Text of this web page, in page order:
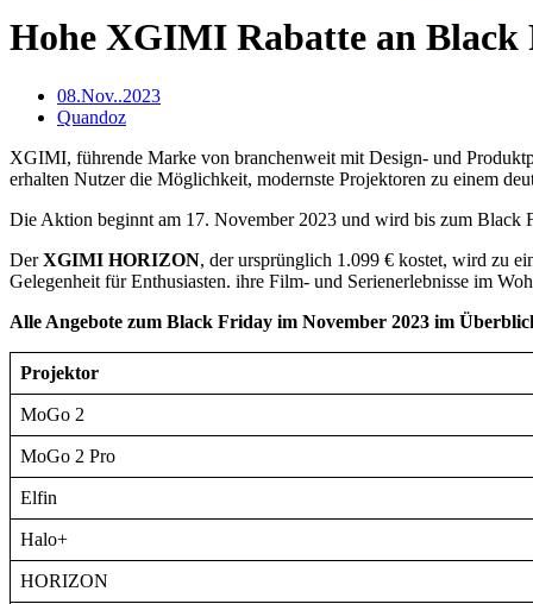
Hohe XGIMI Rabatte an Black
08.Nov..2023
Quandoz
XGIMI, führende Marke von branchenweit mit Design- und
erhalten Nutzer die Möglichkeit, modernste Projektoren zu einem
Die Aktion beginnt am 17. November 2023 und wird bis zum Black
DerXGIMI HORIZON, der ursprünglich 1.099 € kostet, wird zu
Gelegenheit für Enthusiasten. ihre Film- und Serienerlebnisse im
Alle Angebote zum Black Friday im November 2023 im
Projektor
MoGo 2
MoGo 2 Pro
Elfin
Halo+
HORIZON